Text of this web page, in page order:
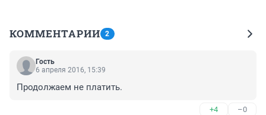
КОММЕНТАРИИ 2
Гость
6 апреля 2016, 15:39
Продолжаем не платить.
+4 –0